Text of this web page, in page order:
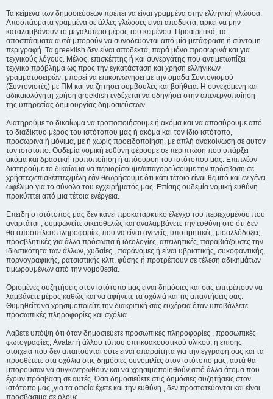
Τα κείμενα των δημοσιεύσεων πρέπει να είναι γραμμένα στην ελληνική γλώσσα.
Αποσπάσματα γραμμένα σε άλλες γλώσσες είναι αποδεκτά, αρκεί να μην
καταλαμβάνουν το μεγαλύτερο μέρος του κειμένου. Προαιρετικά, τα
αποσπάσματα αυτά μπορούν να συνοδεύονται από μία μετάφραση ή σύντομη
περιγραφή. Τα greeklish δεν είναι αποδεκτά, παρά μόνο προσωρινά και για
τεχνικούς λόγους. Μέλος, επισκέπτης ή και συνεργάτης που αντιμετωπίζει
τεχνικό πρόβλημα ως προς την εγκατάσταση και χρήση ελληνικών
γραμματοσειρών, μπορεί να επικοινωνήσει με την ομάδα Συντονισμού
(Συντονιστές) με ΠΜ και να ζητήσει συμβουλές και βοήθεια. Η συνεχόμενη και
αδικαιολόγητη χρήση greeklish ενδέχεται να οδηγήσει στην απενεργοποίηση
της υπηρεσίας δημιουργίας δημοσιεύσεων.
Διατηρούμε το δικαίωμα να τροποποιήσουμε ή ακόμα και να αποσύρουμε από
το διαδίκτυο μέρος του ιστότοπου μας ή ακόμα και τον ίδιο ιστότοπο,
προσωρινά ή μόνιμα, με ή χωρίς προειδοποίηση, με απλή ανακοίνωση σε αυτόν
τον ιστότοπο. Ουδεμία νομική ευθύνη φέρουμε σε περίπτωση που υπάρξει
ακόμα και δραστική τροποποίηση ή απόσυρση του ιστότοπου μας. Επιπλέον
διατηρούμε το δικαίωμα να περιορίσουμε/απαγορεύσουμε την πρόσβαση σε
χρήστες/επισκέπτες/μέλη εάν θεωρήσουμε ότι κάτι τέτοιο είναι θεμιτό και εν γένει
ωφέλιμο για το σύνολο του εγχειρήματός μας. Επίσης ουδεμία νομική ευθύνη
προκύπτει από μια τέτοια ενέργεια.
Επειδή ο ιστότοπος μας δεν κάνει προκαταρκτικό έλεγχο του περιεχομένου που
αναρτάται , συμφωνείτε οικειοθελώς και αναλαμβάνετε την ευθύνη στο ότι δεν
θα αποστείλετε πληροφορίες που να είναι αγενείς, υποτιμητικές, μισαλλόδοξες,
προσβλητικές για άλλα πρόσωπα ή ιδεολογίες, απειλητικές, παραβιάζουσες την
ιδιωτικότητα των άλλων, χυδαίες , παράνομες ή είναι υβριστικής, συκοφαντικής,
πορνογραφικής, ρατσιστικής κλπ, φύσης ή προτρέπουν σε τέλεση αδικημάτων
τιμωρουμένων από την νομοθεσία.
Ορισμένες συζητήσεις στον ιστότοπο μας είναι δημόσιες και σας επιτρέπουν να
λαμβάνετε μέρος καθώς και να αφήνετε τα σχόλιά και τις απαντήσεις σας.
Θυμηθείτε να χρησιμοποιείτε την διακριτική σας ευχέρεια όταν υποβάλλετε
προσωπικές πληροφορίες και σχόλια.
Λάβετε υπόψη ότι όταν δημοσιεύετε προσωπικές πληροφορίες , προσωπικές
φωτογραφίες, Avatar ή άλλου τύπου οπτικοακουστικού υλικού, ή επίσης
στοιχεία που δεν απαιτούνται ούτε είναι απαραίτητα για την εγγραφή σας και τα
προσθέτετε στα σχόλια στις δημόσιες συνομιλίες στον ιστότοπο μας, αυτά θα
μπορούσαν να συγκεντρωθούν και να χρησιμοποιηθούν από άλλα άτομα που
έχουν πρόσβαση σε αυτές. Όσα δημοσιεύετε στις δημόσιες συζητήσεις στον
ιστότοπο μας ,για τα οποία έχετε και την ευθύνη , δεν προστατεύονται και είναι
προσβάσιμα σε όλους.